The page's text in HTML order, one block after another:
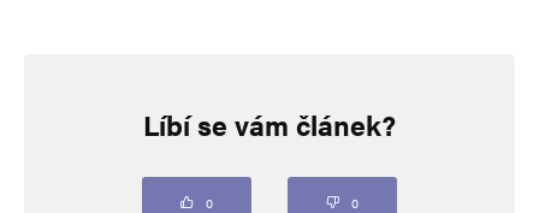
Vaše e-mailová adresa nebude zveřejněna. Vyžadované informace jsou
Líbí se vám článek?
0 0